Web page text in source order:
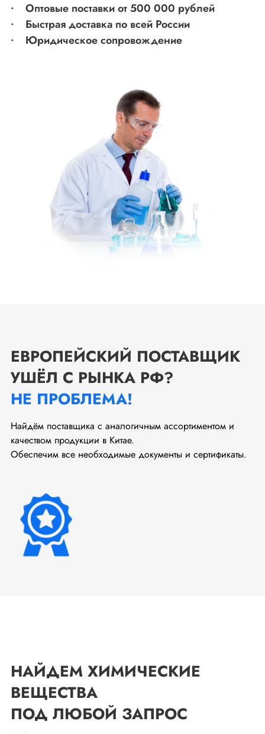
Оптовые поставкиот 500 000 рублей
Быстрая доставка по всей России
Юридическое сопровождение
ЕВРОПЕЙСКИЙ ПОСТАВЩИК
УШЁЛ С РЫНКА РФ?
НЕ ПРОБЛЕМА!
Найдём поставщика с аналогичным ассортиментом и
качеством продукции в Китае.
Обеспечим все необходимые документы и сертификаты.
НАЙДЕМ ХИМИЧЕСКИЕ
ВЕЩЕСТВА
ПОД ЛЮБОЙ ЗАПРОС